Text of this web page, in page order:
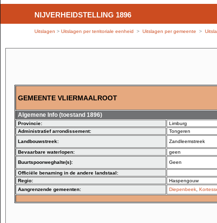
NIJVERHEIDSTELLING 1896
Uitslagen > Uitslagen per territoriale eenheid > Uitslagen per gemeente >
GEMEENTE VLIERMAALROOT
Algemene Info (toestand 1896)
Provincie:
Limburg
Administratief arrondissement:
Tongeren
Landbouwstreek:
Zandleemstreek
Bevaarbare waterlopen:
geen
Buurtspoorweghalte(s):
Geen
Officiële benaming in de andere landstaal:
Regio:
Haspengouw
Aangrenzende gemeenten:
Diepenbeek